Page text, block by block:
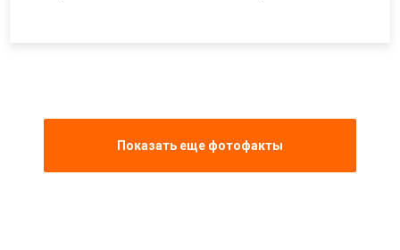
Показать еще фотофакты